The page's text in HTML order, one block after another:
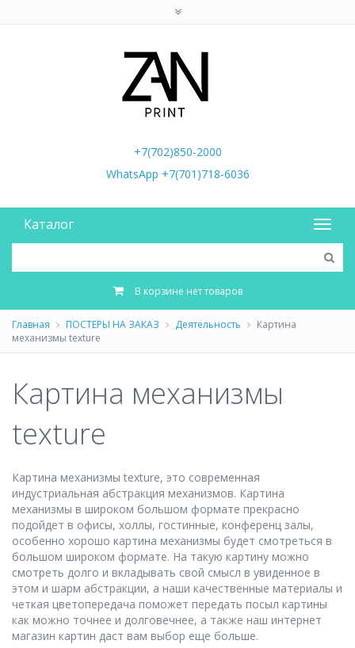
+7(702)850-2000
WhatsApp +7(701)718-6036
Каталог
В корзине нет товаров
Главная ПОСТЕРЫ НА ЗАКАЗ Деятельность
Картина
механизмы texture
Картина механизмы
texture
Картина механизмы texture, это современная
индустриальная абстракция механизмов. Картина
механизмы в широком большом формате прекрасно
подойдет в офисы, холлы, гостинные, конференц залы,
особенно хорошо картина механизмы будет смотреться в
большом широком формате. На такую картину можно
смотреть долго и вкладывать свой смысл в увиденное в
этом и шарм абстракции, а наши качественные материалы и
четкая цветопередача поможет передать посыл картины
как можно точнее и долговечнее, а также наш интернет
магазин картин даст вам выбор еще больше.